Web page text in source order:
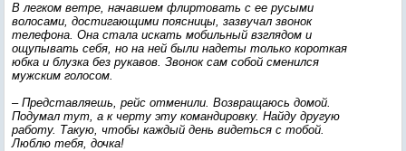
В легком ветре, начавшем флиртовать с ее русыми
волосами, достигающими поясницы, зазвучал звонок
телефона. Она стала искать мобильный взглядом и
ощупывать себя, но на ней были надеты только короткая
юбка и блузка без рукавов. Звонок сам собой сменился
мужским голосом.
– Представляешь, рейс отменили. Возвращаюсь домой.
Подумал тут, а к черту эту командировку. Найду другую
работу. Такую, чтобы каждый день видеться с тобой.
Люблю тебя, дочка!